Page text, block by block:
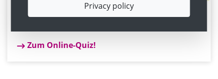
Zum Online-Quiz!
Privacy policy